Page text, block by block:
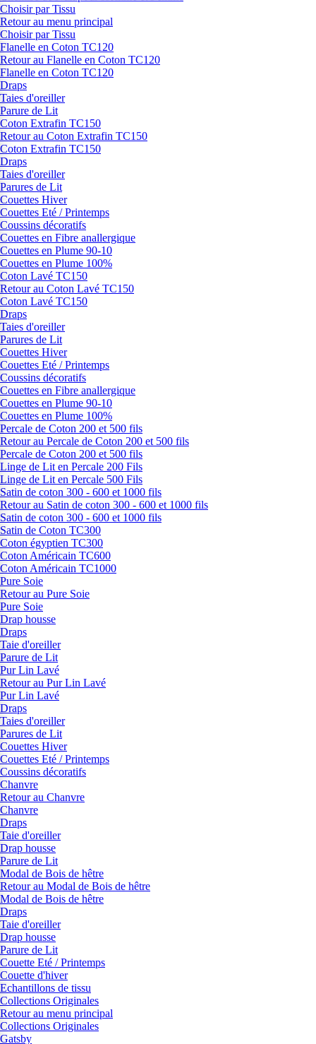
Choisir par Tissu
Retour au menu principal
Choisir par Tissu
Flanelle en Coton TC120
Retour au Flanelle en Coton TC120
Flanelle en Coton TC120
Draps
Taies d'oreiller
Parure de Lit
Coton Extrafin TC150
Retour au Coton Extrafin TC150
Coton Extrafin TC150
Draps
Taies d'oreiller
Parures de Lit
Couettes Hiver
Couettes Eté / Printemps
Coussins décoratifs
Couettes en Fibre anallergique
Couettes en Plume 90-10
Couettes en Plume 100%
Coton Lavé TC150
Retour au Coton Lavé TC150
Coton Lavé TC150
Draps
Taies d'oreiller
Parures de Lit
Couettes Hiver
Couettes Eté / Printemps
Coussins décoratifs
Couettes en Fibre anallergique
Couettes en Plume 90-10
Couettes en Plume 100%
Percale de Coton 200 et 500 fils
Retour au Percale de Coton 200 et 500 fils
Percale de Coton 200 et 500 fils
Linge de Lit en Percale 200 Fils
Linge de Lit en Percale 500 Fils
Satin de coton 300 - 600 et 1000 fils
Retour au Satin de coton 300 - 600 et 1000 fils
Satin de coton 300 - 600 et 1000 fils
Satin de Coton TC300
Coton égyptien TC300
Coton Américain TC600
Coton Américain TC1000
Pure Soie
Retour au Pure Soie
Pure Soie
Drap housse
Draps
Taie d'oreiller
Parure de Lit
Pur Lin Lavé
Retour au Pur Lin Lavé
Pur Lin Lavé
Draps
Taies d'oreiller
Parures de Lit
Couettes Hiver
Couettes Eté / Printemps
Coussins décoratifs
Chanvre
Retour au Chanvre
Chanvre
Draps
Taie d'oreiller
Drap housse
Parure de Lit
Modal de Bois de hêtre
Retour au Modal de Bois de hêtre
Modal de Bois de hêtre
Draps
Taie d'oreiller
Drap housse
Parure de Lit
Couette Eté / Printemps
Couette d'hiver
Echantillons de tissu
Collections Originales
Retour au menu principal
Collections Originales
Gatsby